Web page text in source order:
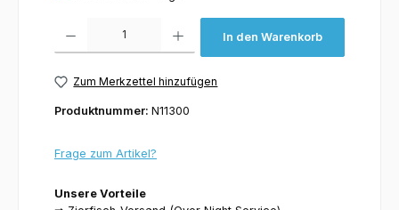
In den Warenkorb
Zum Merkzettel hinzufügen
Produktnummer: N11300
Frage zum Artikel?
Unsere Vorteile